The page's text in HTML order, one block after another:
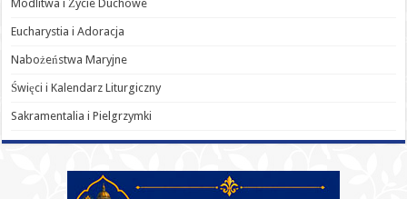
Modlitwa i Życie Duchowe
Eucharystia i Adoracja
Nabożeństwa Maryjne
Święci i Kalendarz Liturgiczny
Sakramentalia i Pielgrzymki